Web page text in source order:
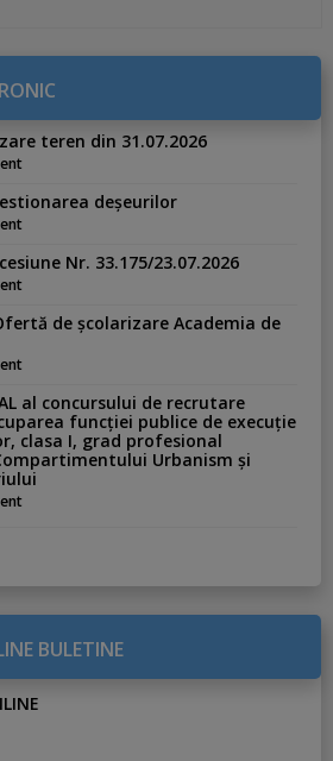
teren din 31.07.2026
deșeurilor
Nr. 33.175/23.07.2026
de școlarizare Academia de
al concursului de recrutare
funcției publice de execuție
clasa I, grad profesional
Urbanism și
BULETINE